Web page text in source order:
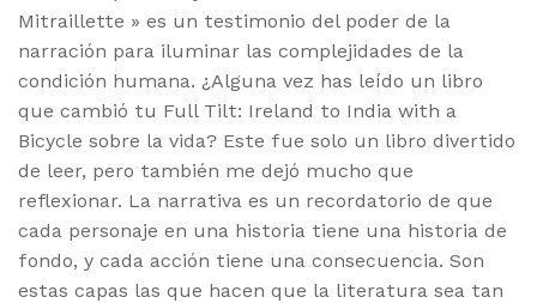
Mitraillette » es un testimonio del poder de la
narración para iluminar las complejidades de la
condición humana. ¿Alguna vez has leído un libro
que cambió tu Full Tilt: Ireland to India with a
Bicycle sobre la vida? Este fue solo un libro divertido
de leer, pero también me dejó mucho que
reflexionar. La narrativa es un recordatorio de que
cada personaje en una historia tiene una historia de
fondo, y cada acción tiene una consecuencia. Son
estas capas las que hacen que la literatura sea tan